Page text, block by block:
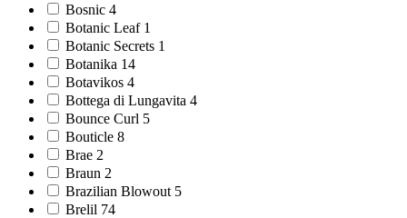
Bosnic 4
Botanic Leaf 1
Botanic Secrets 1
Botanika 14
Botavikos 4
Bottega di Lungavita 4
Bounce Curl 5
Bouticle 8
Brae 2
Braun 2
Brazilian Blowout 5
Brelil 74